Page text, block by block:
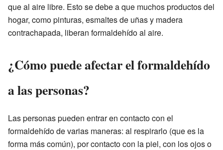
que al aire libre. Esto se debe a que muchos productos del
hogar, como pinturas, esmaltes de uñas y madera
contrachapada, liberan formaldehído al aire.
¿Cómo puede afectar el formaldehído
a las personas?
Las personas pueden entrar en contacto con el
formaldehído de varias maneras: al respirarlo (que es la
forma más común), por contacto con la piel, con los ojos o